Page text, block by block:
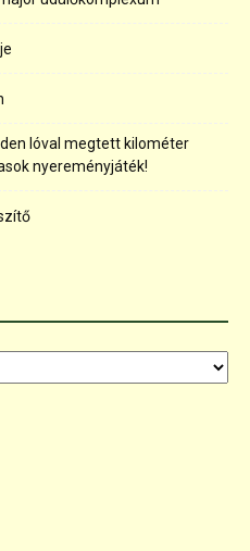
lóval megtett kilométer
nyereményjáték!